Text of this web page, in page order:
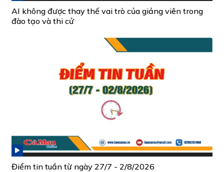
AI không được thay thế vai trò của giảng viên trong
đào tạo và thi cử
Điểm tin tuần từ ngày 27/7 - 2/8/2026